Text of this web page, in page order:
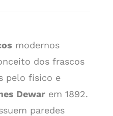
modernos
dos frascos
pelo físico e
Dewar em 1892.
paredes